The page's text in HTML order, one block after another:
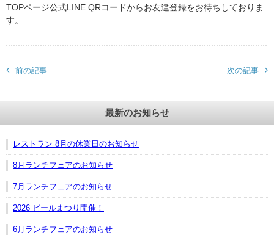
TOPページ公式LINE QRコードからお友達登録をお待ちしておりま
す。
前の記事 次の記事
最新のお知らせ
レストラン 8月の休業日のお知らせ
8月ランチフェアのお知らせ
7月ランチフェアのお知らせ
2026 ビールまつり開催！
6月ランチフェアのお知らせ